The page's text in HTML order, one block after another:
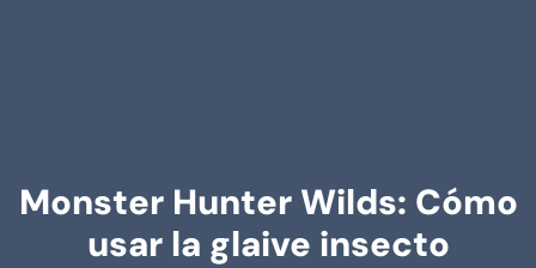
Monster Hunter Wilds: Cómo
usar la glaive insecto